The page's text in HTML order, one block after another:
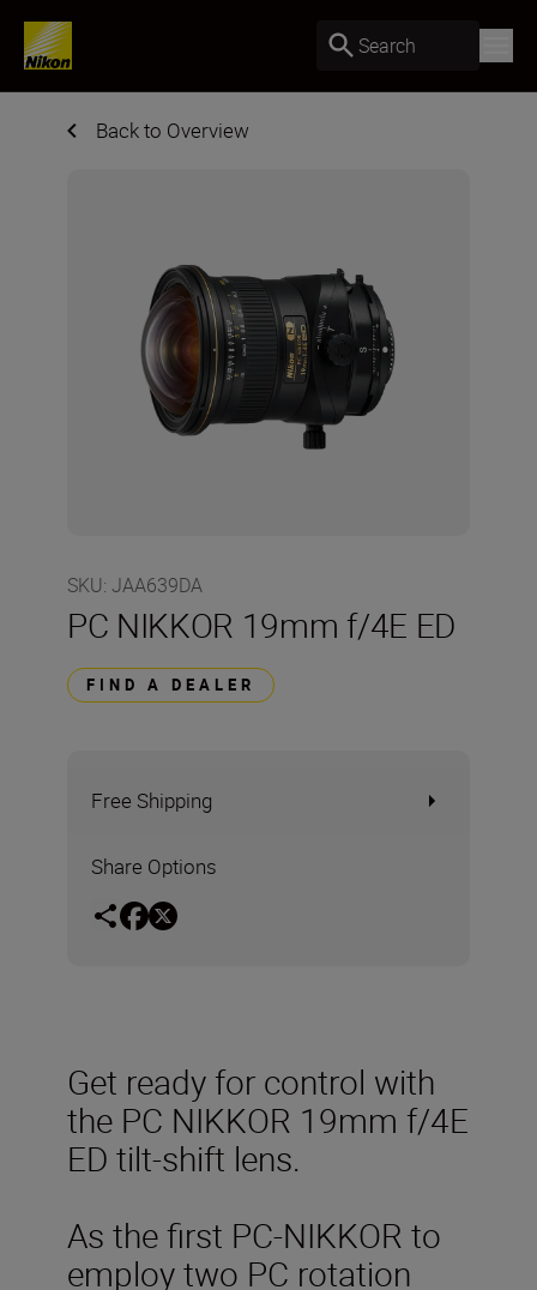
Search
Back to Overview
SKU: JAA639DA
PC NIKKOR 19mm f/4E ED
FIND A DEALER
Free Shipping
Share Options
Get ready for control with
the PC NIKKOR 19mm f/4E
ED tilt-shift lens.
As the first PC-NIKKOR to
employ two PC rotation